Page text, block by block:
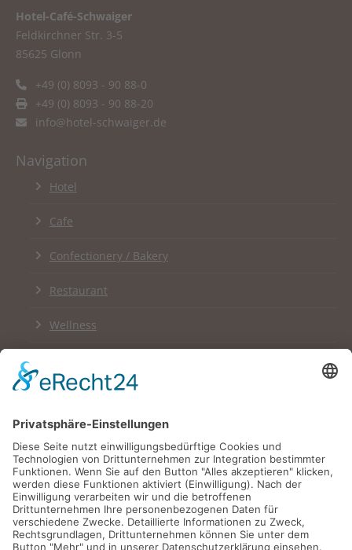
Hotel-Café-Schwaiger
Feldkirchner Str. 3-5
85625 Glonn
+49 (0) 8093 - 90 88-0
+49 (0) 8093 - 90 88-20
info@hotel-schwaiger.de
Navigation
Hotel
Cafe
Confectionery / Bakery
Restaurant
Wellness
Links
Datenschutzerklärung
Newsletter